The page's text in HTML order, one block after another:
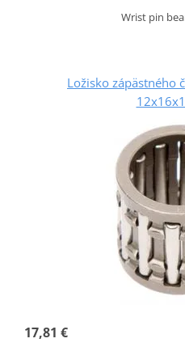
Wrist pin
Ložisko zápästného
17,81 €